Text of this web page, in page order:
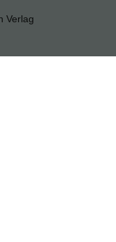
Verlag